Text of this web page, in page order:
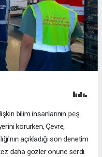
bilim insanlarının peş
korurken, Çevre,
açıkladığı son denetim
daha gözler önüne serdi.